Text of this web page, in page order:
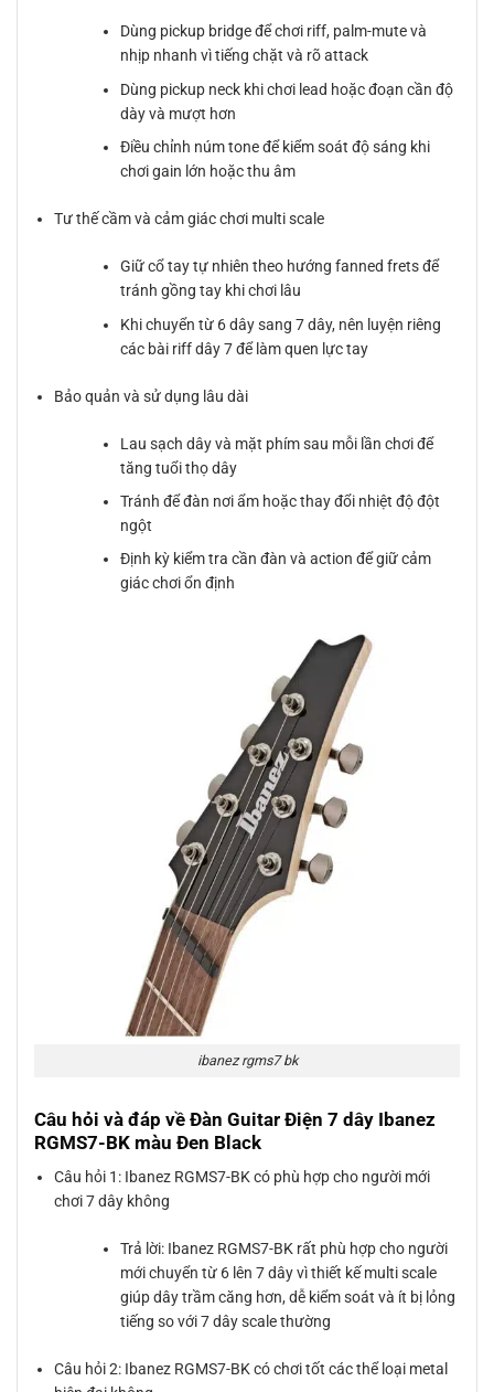
Dùng pickup bridge để chơi riff, palm-mute và
nhịp nhanh vì tiếng chặt và rõ attack
Dùng pickup neck khi chơi lead hoặc đoạn cần độ
dày và mượt hơn
Điều chỉnh núm tone để kiểm soát độ sáng khi
chơi gain lớn hoặc thu âm
Tư thế cầm và cảm giác chơi multi scale
Giữ cổ tay tự nhiên theo hướng fanned frets để
tránh gồng tay khi chơi lâu
Khi chuyển từ 6 dây sang 7 dây, nên luyện riêng
các bài riff dây 7 để làm quen lực tay
Bảo quản và sử dụng lâu dài
Lau sạch dây và mặt phím sau mỗi lần chơi để
tăng tuổi thọ dây
Tránh để đàn nơi ẩm hoặc thay đổi nhiệt độ đột
ngột
Định kỳ kiểm tra cần đàn và action để giữ cảm
giác chơi ổn định
ibanez rgms7 bk
Câu hỏi và đáp về Đàn Guitar Điện 7 dây Ibanez
RGMS7-BK màu Đen Black
Câu hỏi 1: Ibanez RGMS7-BK có phù hợp cho người mới
chơi 7 dây không
Trả lời: Ibanez RGMS7-BK rất phù hợp cho người
mới chuyển từ 6 lên 7 dây vì thiết kế multi scale
giúp dây trầm căng hơn, dễ kiểm soát và ít bị lỏng
tiếng so với 7 dây scale thường
Câu hỏi 2: Ibanez RGMS7-BK có chơi tốt các thể loại metal